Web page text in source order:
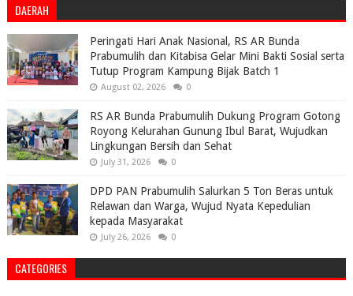
DAERAH
Peringati Hari Anak Nasional, RS AR Bunda
Prabumulih dan Kitabisa Gelar Mini Bakti Sosial serta
Tutup Program Kampung Bijak Batch 1
August 02, 2026 0
RS AR Bunda Prabumulih Dukung Program Gotong
Royong Kelurahan Gunung Ibul Barat, Wujudkan
Lingkungan Bersih dan Sehat
July 31, 2026 0
DPD PAN Prabumulih Salurkan 5 Ton Beras untuk
Relawan dan Warga, Wujud Nyata Kepedulian
kepada Masyarakat
July 26, 2026 0
CATEGORIES